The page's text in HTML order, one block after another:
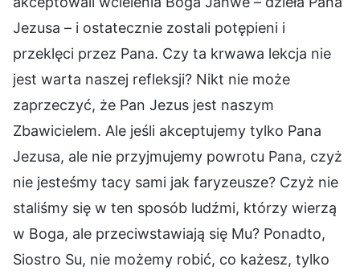
Jezusa – i ostatecznie zostali potępieni i
przeklęci przez Pana. Czy ta krwawa lekcja nie
jest warta naszej refleksji? Nikt nie może
zaprzeczyć, że Pan Jezus jest naszym
Zbawicielem. Ale jeśli akceptujemy tylko Pana
Jezusa, ale nie przyjmujemy powrotu Pana, czyż
nie jesteśmy tacy sami jak faryzeusze? Czyż nie
staliśmy się w ten sposób ludźmi, którzy wierzą
w Boga, ale przeciwstawiają się Mu? Ponadto,
Siostro Su, nie możemy robić, co każesz, tylko